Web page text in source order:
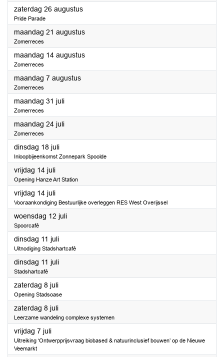
zaterdag 26 augustus2023
Pride Parade
maandag 21 augustus2023
Zomerreces
maandag 14 augustus2023
Zomerreces
maandag 7 augustus2023
Zomerreces
maandag 31 juli2023
Zomerreces
maandag 24 juli2023
Zomerreces
dinsdag 18 juli2023
Inloopbijeenkomst Zonnepark Spoolde
vrijdag 14 juli2023
Opening Hanze Art Station
vrijdag 14 juli2023
Vooraankondiging Bestuurlijke overleggen RES West Overijssel
woensdag 12 juli2023
Spoorcafé
dinsdag 11 juli2023
Uitnodiging Stadshartcafé
dinsdag 11 juli2023
Stadshartcafé
zaterdag 8 juli2023
Opening Stadsoase
zaterdag 8 juli2023
Leerzame wandeling complexe systemen
vrijdag 7 juli2023
Uitreiking ‘Ontwerpprijsvraag biobased & natuurinclusief bouwen’ op de Nieuwe
Veemarkt